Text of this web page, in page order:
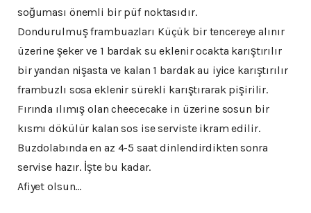
soğuması önemli bir püf noktasıdır.
Dondurulmuş frambuazları Küçük bir tencereye alınır
üzerine şeker ve 1 bardak su eklenir ocakta karıştırılır
bir yandan nişasta ve kalan 1 bardak au iyice karıştırılır
frambuzlı sosa eklenir sürekli karıştırarak pişirilir.
Fırında ılımış olan cheececake in üzerine sosun bir
kısmı dökülür kalan sos ise serviste ikram edilir.
Buzdolabında en az 4-5 saat dinlendirdikten sonra
servise hazır. İşte bu kadar.
Afiyet olsun…